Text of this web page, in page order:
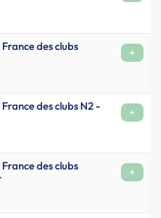
des clubs
+
des clubs N2 -
+
des clubs
+